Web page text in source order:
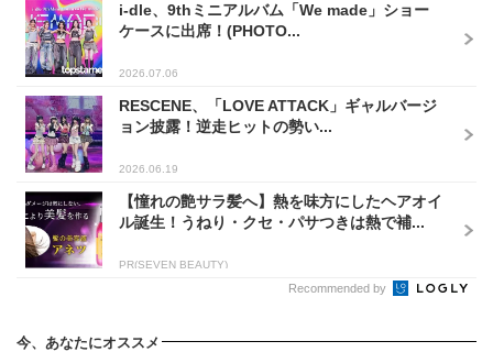
i-dle、9thミニアルバム「We made」ショー
ケースに出席！(PHOTO...
2026.07.06
RESCENE、「LOVE ATTACK」ギャルバージ
ョン披露！逆走ヒットの勢い...
2026.06.19
【憧れの艶サラ髪へ】熱を味方にしたヘアオイ
ル誕生！うねり・クセ・パサつきは熱で補...
PR(SEVEN BEAUTY)
Recommended by
今、あなたにオススメ